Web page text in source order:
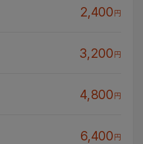
2,400円
3,200円
4,800円
6,400円